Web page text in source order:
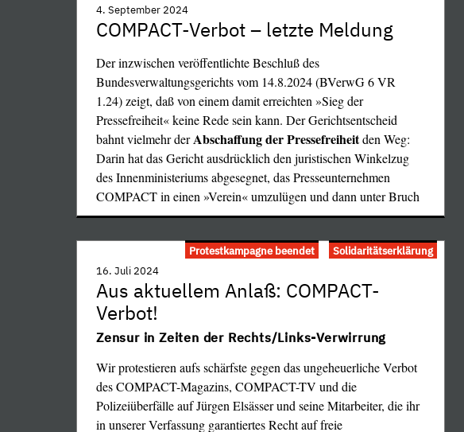
4. September 2024
COMPACT-Verbot – letzte Meldung
Der inzwischen veröffentlichte Beschluß des
Bundesverwaltungsgerichts vom 14.8.2024 (BVerwG 6 VR
1.24) zeigt, daß von einem damit erreichten »Sieg der
Pressefreiheit« keine Rede sein kann. Der Gerichtsentscheid
bahnt vielmehr derAbschaffung der Pressefreiheitden Weg:
Darin hat das Gericht ausdrücklich den juristischen Winkelzug
des Innenministeriums abgesegnet, das Presseunternehmen
COMPACT in einen »Verein« umzulügen und dann unter Bruch
…
Protestkampagne beendet Solidaritätserklärung
16. Juli 2024
Aus aktuellem Anlaß: COMPACT-
Verbot!
Zensur in Zeiten der Rechts/Links-Verwirrung
Wir protestieren aufs schärfste gegen das ungeheuerliche Verbot
des COMPACT-Magazins, COMPACT-TV und die
Polizeiüberfälle auf Jürgen Elsässer und seine Mitarbeiter, die ihr
in unserer Verfassung garantiertes Recht auf freie